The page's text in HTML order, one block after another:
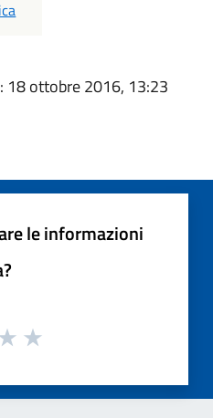
: 18 ottobre 2016, 13:23
le informazioni